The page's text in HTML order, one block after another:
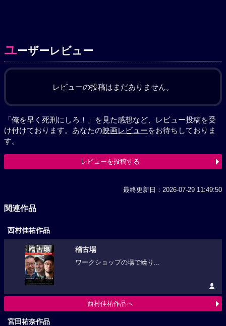
ユーザーレビュー
レビューの投稿はまだありません。
「俺を早く死刑にしろ！」を見た感想など、レビュー投稿を受
け付けております。あなたの映画レビューをお待ちしておりま
す。
レビューを投稿する
最終更新日：2026-07-29 11:49:50
関連作品
西村佳祐作品
稽古場
ワークショップの場で繰り...
-
西村佳祐作品へ
宮田祐奈作品